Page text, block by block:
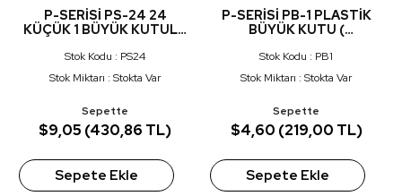
P-SERİSİ PS-24 24
KÜÇÜK 1 BÜYÜK KUTULU
Stok Kodu : PS24
Stok Miktarı : Stokta Var
Sepette
$9,05 (430,86 TL)
Sepete Ekle
P-SERİSİ PB-1 PLASTİK
BÜYÜK KUTU (
Stok Kodu : PB1
Stok Miktarı : Stokta Var
Sepette
$4,60 (219,00 TL)
Sepete Ekle